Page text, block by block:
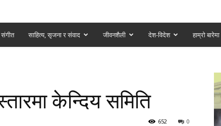
साहित्य, सृजना र संवाद जीवनशैली देश-विदेश हाम्रो बारेमा
केन्दिय समिति
0
652